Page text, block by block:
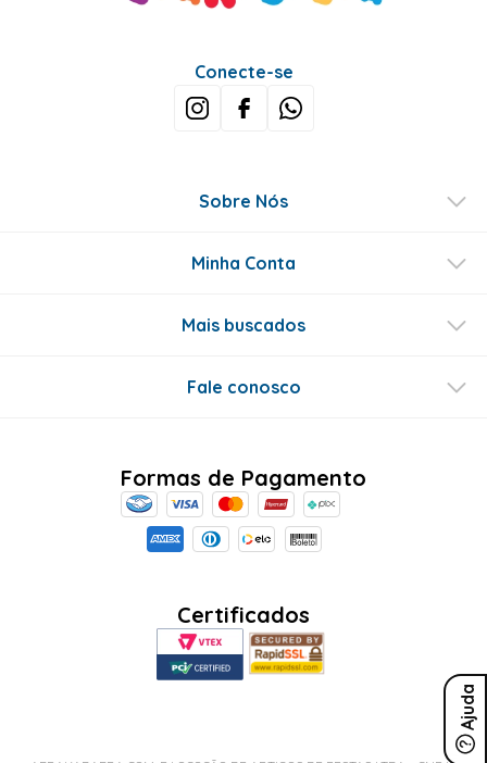
Ajuda
Conecte-se
Sobre Nós
Minha Conta
Mais buscados
Fale conosco
Formas de Pagamento
Certificados